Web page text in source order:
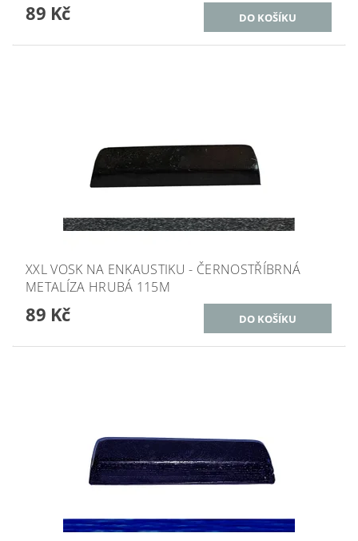
89 Kč
XXL VOSK NA ENKAUSTIKU - ČERNOSTŘÍBRNÁ
METALÍZA HRUBÁ 115M
89 Kč